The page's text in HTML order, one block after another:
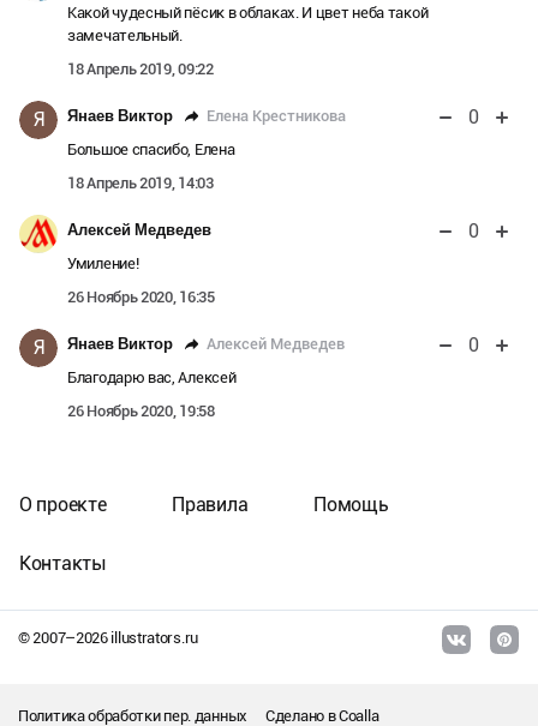
Какой чудесный пёсик в облаках. И цвет неба такой
замечательный.
18 Апрель 2019, 09:22
Я Янаев Виктор Елена Крестникова 0
Большое спасибо, Елена
18 Апрель 2019, 14:03
Алексей Медведев 0
Умиление!
26 Ноябрь 2020, 16:35
Я Янаев Виктор Алексей Медведев 0
Благодарю вас, Алексей
26 Ноябрь 2020, 19:58
© 2007–2026illustrators.ru
О проекте Правила Помощь
Контакты
Политика обработки пер. данных Сделано вCoalla